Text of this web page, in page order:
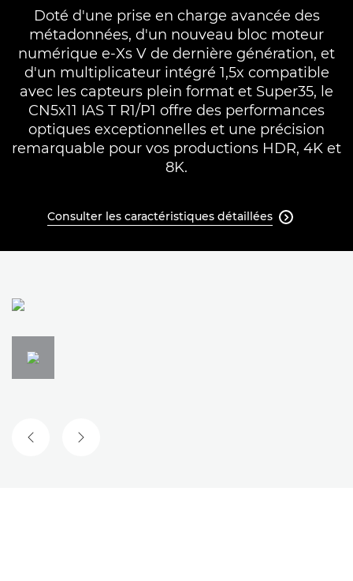
Doté d'une prise en charge avancée des
métadonnées, d'un nouveau bloc moteur
numérique e-Xs V de dernière génération, et
d'un multiplicateur intégré 1,5x compatible
avec les capteurs plein format et Super35, le
CN5x11 IAS T R1/P1 offre des performances
optiques exceptionnelles et une précision
remarquable pour vos productions HDR, 4K et
8K.
Consulter les caractéristiques détaillées 
DIAPOSITIVE PRÉCÉDENTE
DIAPOSITIVE SUIVANTE